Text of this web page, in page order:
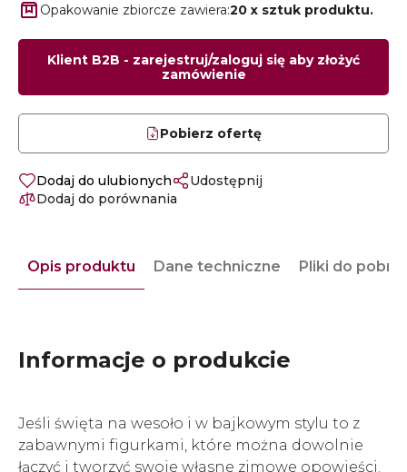
Opakowanie zbiorcze zawiera:20 x sztuk produktu.
Klient B2B - zarejestruj/zaloguj się aby złożyć
zamówienie
Pobierz ofertę
Dodaj do ulubionych
Udostępnij
Dodaj do porównania
Opis produktu Dane techniczne Pliki do
Informacje o produkcie
Jeśli święta na wesoło i w bajkowym stylu to z
zabawnymi figurkami, które można dowolnie
łączyć i tworzyć swoje własne zimowe opowieści.